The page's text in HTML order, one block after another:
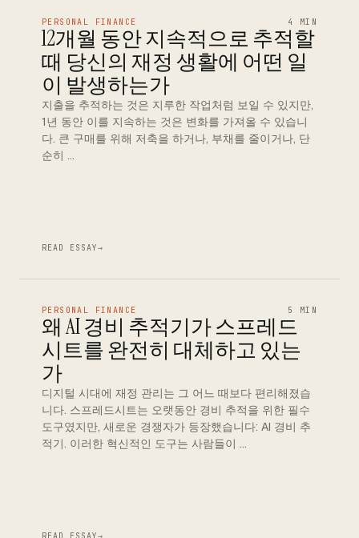
PERSONAL FINANCE 4 MIN
12개월 동안 지속적으로 추적할
때 당신의 재정 생활에 어떤 일
이 발생하는가
지출을 추적하는 것은 지루한 작업처럼 보일 수 있지만,
1년 동안 이를 지속하는 것은 변화를 가져올 수 있습니
다. 큰 구매를 위해 저축을 하거나, 부채를 줄이거나, 단
순히 …
READ ESSAY→
PERSONAL FINANCE 5 MIN
왜 AI 경비 추적기가 스프레드
시트를 완전히 대체하고 있는
가
디지털 시대에 재정 관리는 그 어느 때보다 편리해졌습
니다. 스프레드시트는 오랫동안 경비 추적을 위한 필수
도구였지만, 새로운 경쟁자가 등장했습니다: AI 경비 추
적기. 이러한 혁신적인 도구는 사람들이 …